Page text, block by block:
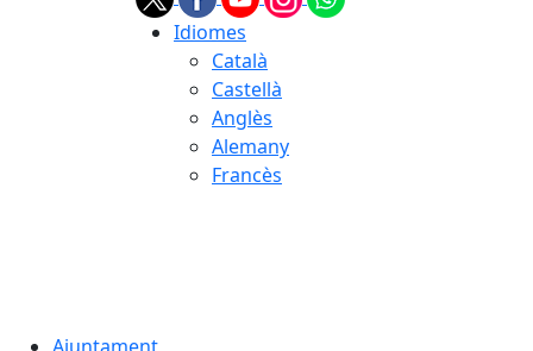
Idiomes
Català
Castellà
Anglès
Alemany
Francès